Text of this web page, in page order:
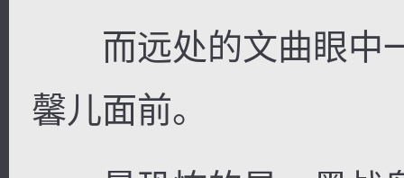
而远处的文曲眼中
馨儿面前。